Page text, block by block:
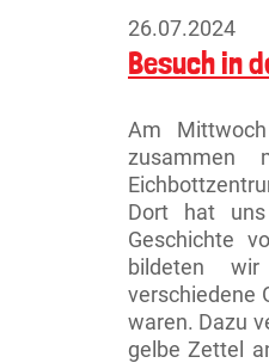
26.07.2024
Besuch in
Am
Dort hat
Geschichte
bildeten
verschiedene
waren. Dazu
gelbe Zettel